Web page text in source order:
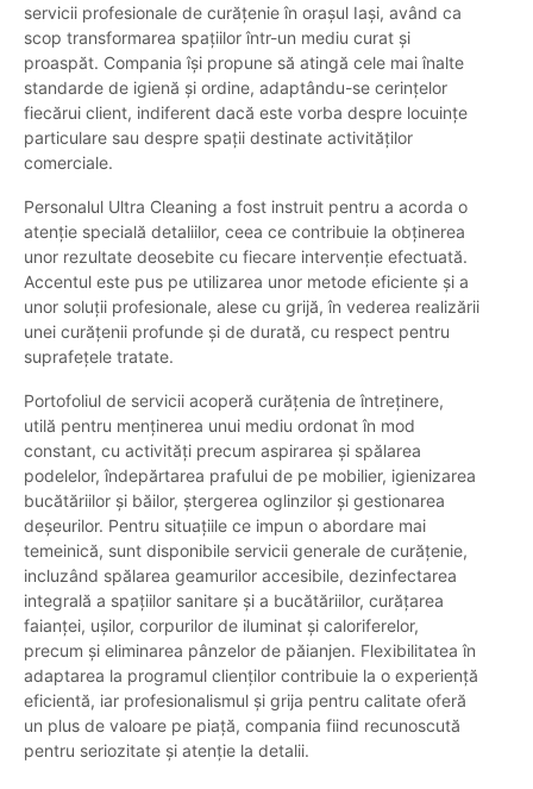
servicii profesionale de curățenie în orașul Iași, având ca
scop transformarea spațiilor într-un mediu curat și
proaspăt. Compania își propune să atingă cele mai înalte
standarde de igienă și ordine, adaptându-se cerințelor
fiecărui client, indiferent dacă este vorba despre locuințe
particulare sau despre spații destinate activităților
comerciale.
Personalul Ultra Cleaning a fost instruit pentru a acorda o
atenție specială detaliilor, ceea ce contribuie la obținerea
unor rezultate deosebite cu fiecare intervenție efectuată.
Accentul este pus pe utilizarea unor metode eficiente și a
unor soluții profesionale, alese cu grijă, în vederea realizării
unei curățenii profunde și de durată, cu respect pentru
suprafețele tratate.
Portofoliul de servicii acoperă curățenia de întreținere,
utilă pentru menținerea unui mediu ordonat în mod
constant, cu activități precum aspirarea și spălarea
podelelor, îndepărtarea prafului de pe mobilier, igienizarea
bucătăriilor și băilor, ștergerea oglinzilor și gestionarea
deșeurilor. Pentru situațiile ce impun o abordare mai
temeinică, sunt disponibile servicii generale de curățenie,
incluzând spălarea geamurilor accesibile, dezinfectarea
integrală a spațiilor sanitare și a bucătăriilor, curățarea
faianței, ușilor, corpurilor de iluminat și caloriferelor,
precum și eliminarea pânzelor de păianjen. Flexibilitatea în
adaptarea la programul clienților contribuie la o experiență
eficientă, iar profesionalismul și grija pentru calitate oferă
un plus de valoare pe piață, compania fiind recunoscută
pentru seriozitate și atenție la detalii.